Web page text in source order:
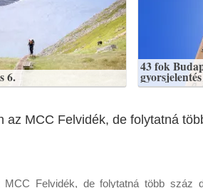
6.
43 fok
az MCC Felvidék, de folytatná
MCC Felvidék, de folytatná több száz